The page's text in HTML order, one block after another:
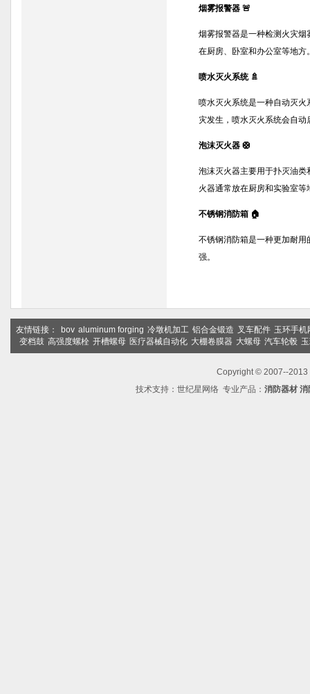
烟雾报警器 🚨
烟雾报警器是一种检测火灾
在厨房、卧室和办公室等地方
喷水灭火系统 🚿
喷水灭火系统是一种自动灭
灾发生，喷水灭火系统会自
泡沫灭火器 🛟
泡沫灭火器主要用于扑灭油
火器通常放在厨房和实验室等
不锈钢消防箱 🏠
不锈钢消防箱是一种更加耐
强。
友情链接： bov aluminum forging 冷墩机加工 铝合金锻造 叉车配件 玉环手机
变档鼓 高强度螺栓 开槽螺母 医疗器械自动化 大棚卷膜器 大螺母 汽车轮毂
Copyright © 2007--2013
技术支持： 世纪星网络专业产品： 消防器材 消